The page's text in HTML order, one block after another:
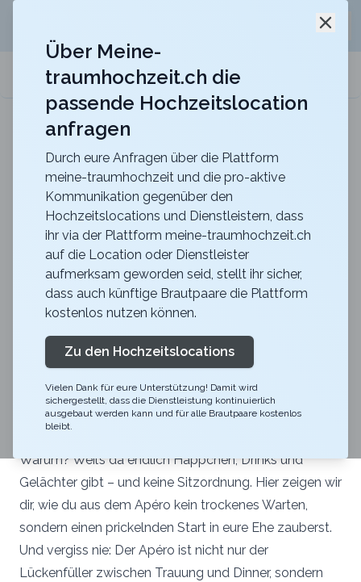
meine-traumhochzeit.ch
Maxililian
Für eine unvergessliche Feier mit einer herrlich
Hochzeit Apéro
6 Minuten Lesezeit publiziertvor einem Jahr
Hochzeit Apéro: So wird euer Empfang zum
Lieblingsteil des Tages
deine Gäste mit einem strahlenden „Oh yes!“ in euren
grossen Tag starten? Dann aufgepasst: Der Hochzeit
Apéro ist der erste Eindruck eurer Feier, der lockere
Übergang vom offiziellen Teil zum Fest – und ehrlich
Warum? Weil’s da endlich Häppchen, Drinks und
Gelächter gibt – und keine Sitzordnung. Hier zeigen wir
dir, wie du aus dem Apéro kein trockenes Warten,
sondern einen prickelnden Start in eure Ehe zauberst.
Und vergiss nie: Der Apéro ist nicht nur der
Lückenfüller zwischen Trauung und Dinner, sondern
Über Meine-
traumhochzeit.ch die
passende Hochzeitslocation
anfragen
Durch eure Anfragen über die Plattform
meine-traumhochzeit und die pro-aktive
Kommunikation gegenüber den
Hochzeitslocations und Dienstleistern, dass
ihr via der Plattform meine-traumhochzeit.ch
auf die Location oder Dienstleister
aufmerksam geworden seid, stellt ihr sicher,
dass auch künftige Brautpaare die Plattform
kostenlos nutzen können.
Zu den Hochzeitslocations
Vielen Dank für eure Unterstützung! Damit wird
sichergestellt, dass die Dienstleistung kontinuierlich
ausgebaut werden kann und für alle Brautpaare kostenlos
bleibt.